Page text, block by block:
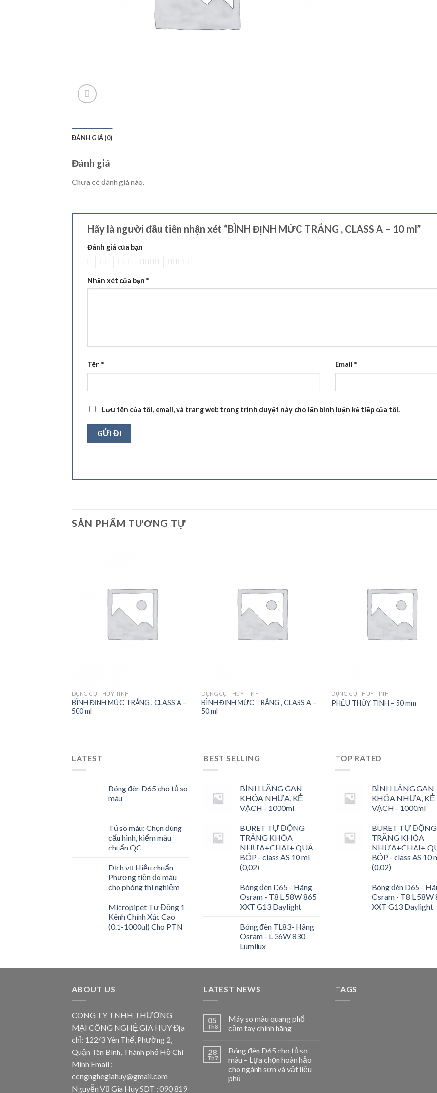
ĐÁNH GIÁ (0)
Đánh giá
Chưa có đánh giá nào.
Hãy là người đầu tiên nhận xét “BÌNH ĐỊNH MỨC TRẮNG , CLASS A – 10 ml”
Đánh giá của bạn
Nhận xét của bạn *
Tên * Email *
Lưu tên của tôi, email, và trang web trong trình duyệt này cho lần bình luận kế tiếp của tôi.
SẢN PHẨM TƯƠNG TỰ
DỤNG CỤ THỦY TINH
BÌNH ĐỊNH MỨC TRẮNG , CLASS A –
500 ml
DỤNG CỤ THỦY TINH
BÌNH ĐỊNH MỨC TRẮNG , CLASS A –
50 ml
DỤNG CỤ THỦY TINH
PHỄU THỦY TINH – 50 mm
LATEST
Bóng đèn D65 cho tủ so
màu
Tủ so màu: Chọn đúng
cấu hình, kiểm màu
chuẩn QC
Dịch vụ Hiệu chuẩn
Phương tiện đo màu
cho phòng thí nghiệm
Micropipet Tự Động 1
Kênh Chính Xác Cao
(0.1-1000ul) Cho PTN
BEST SELLING
BÌNH LẮNG GẠN
KHÓA NHỰA, KẺ
VẠCH - 1000ml
BURET TỰ ĐỘNG
TRẮNG KHÓA
NHƯA+CHAI+ QUẢ
BÓP - class AS 10 ml
(0,02)
Bóng đèn D65 - Hãng
Osram - T8 L 58W 865
XXT G13 Daylight
Bóng đèn TL83- Hãng
Osram - L 36W 830
Lumilux
TOP RATED
BÌNH LẮNG GẠN
KHÓA NHỰA, KẺ
VẠCH - 1000ml
BURET TỰ ĐỘNG
TRẮNG KHÓA
NHƯA+CHAI+
BÓP - class AS 10
(0,02)
Bóng đèn D65 -
Osram - T8 L 58W
XXT G13 Daylight
ABOUT US
CÔNG TY TNHH THƯƠNG
MẠI CÔNG NGHỆ GIA HUY Địa
chỉ: 122/3 Yên Thế, Phường 2,
Quận Tân Bình, Thành phố Hồ Chí
Minh Email :
congnghegiahuy@gmail.com
Nguyễn Vũ Gia Huy SDT : 090 819
LATEST NEWS
05
Th8
Máy so màu quang phổ
cầm tay chính hãng
28
Th7
Bóng đèn D65 cho tủ so
màu – Lựa chọn hoàn hảo
cho ngành sơn và vật liệu
phủ
TAGS